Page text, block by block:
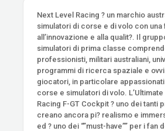
Next Level Racing ? un marchio
simulatori di corse e di volo con
all’innovazione e alla qualit?. Il
simulatori di prima classe
professionisti, militari australiani,
programmi di ricerca spaziale e
giocatori, in particolare
corse e simulatori di volo.
Racing F-GT Cockpit ? uno dei tanti
creano ancora pi? realismo e
ed ? uno dei “”must-have”” per i fan